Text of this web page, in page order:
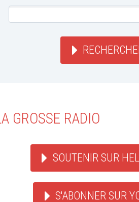
GROSSE RADIO
SOUTENIR SUR
S'ABONNER SUR